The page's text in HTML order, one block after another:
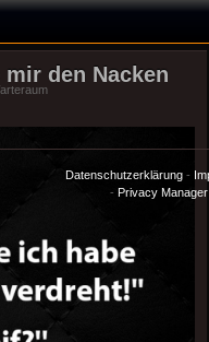
den Nacken
Datenschutzerklärung-
-Privacy Manager